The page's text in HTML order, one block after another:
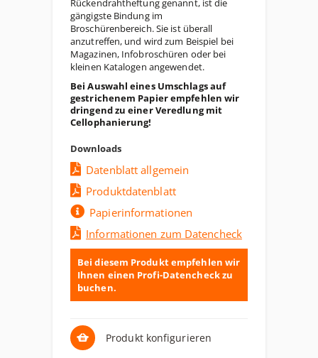
Rückendrahtheftung genannt, ist die
gängigste Bindung im
Broschürenbereich. Sie ist überall
anzutreffen, und wird zum Beispiel bei
Magazinen, Infobroschüren oder bei
kleinen Katalogen angewendet.
Bei Auswahl eines Umschlags auf
gestrichenem Papier empfehlen wir
dringend zu einer Veredlung mit
Cellophanierung!
Downloads
Datenblatt allgemein
Produktdatenblatt
Papierinformationen
Informationen zum Datencheck
Bei diesem Produkt empfehlen wir
Ihnen einen Profi-Datencheck zu
buchen.
Produkt konfigurieren